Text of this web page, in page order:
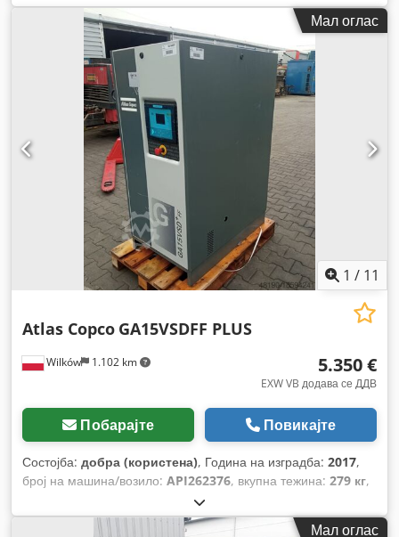
Мал оглас
1 / 11
Wilków 1.102 km
Atlas Copco GA15VSDFF PLUS
5.350 €
EXW VB додава се ДДВ
Побарајте Повикајте
Состојба: добра (користена), Година на изградба: 2017,
број на машина/возило: API262376, вкупна тежина: 279 кг,
150,6 m³/ч
греда, Опрема:Достапна табличка со податоци,
Мал оглас